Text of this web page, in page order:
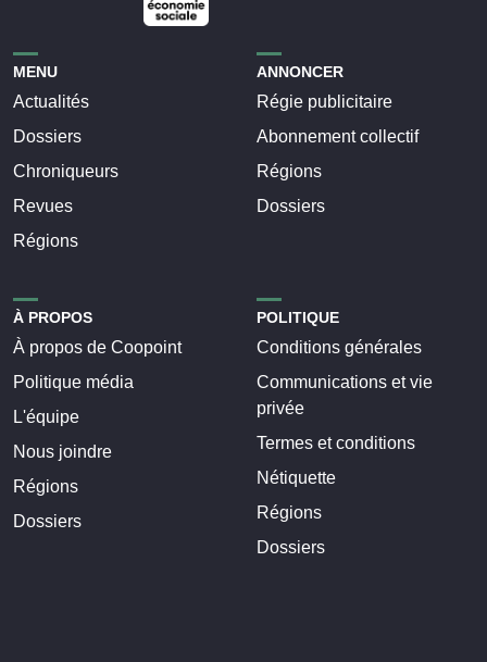
MENU
Actualités
Dossiers
Chroniqueurs
Revues
Régions
ANNONCER
Régie publicitaire
Abonnement collectif
Régions
Dossiers
À PROPOS
À propos de Coopoint
Politique média
L'équipe
Nous joindre
Régions
Dossiers
POLITIQUE
Conditions générales
Communications et vie
privée
Termes et conditions
Nétiquette
Régions
Dossiers